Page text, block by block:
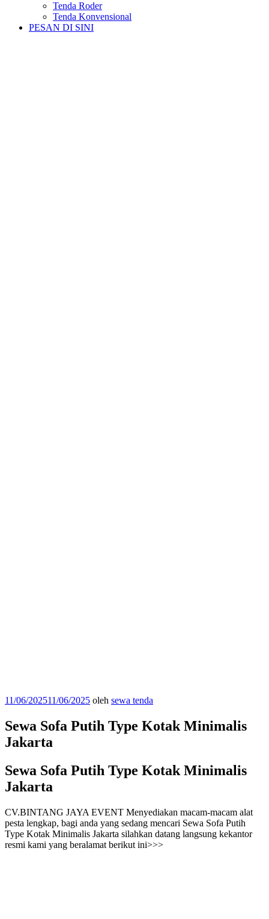
Tenda Roder
Tenda Konvensional
PESAN DI SINI
Diposkan
11/06/202511/06/2025 oleh sewa tenda
Sewa Sofa Putih Type Kotak Minimalis
Jakarta
Sewa Sofa Putih Type Kotak Minimalis
Jakarta
CV.BINTANG JAYA EVENT Menyediakan macam-macam alat
pesta lengkap, bagi anda yang sedang mencari Sewa Sofa Putih
Type Kotak Minimalis Jakarta silahkan datang langsung kekantor
resmi kami yang beralamat berikut ini>>>